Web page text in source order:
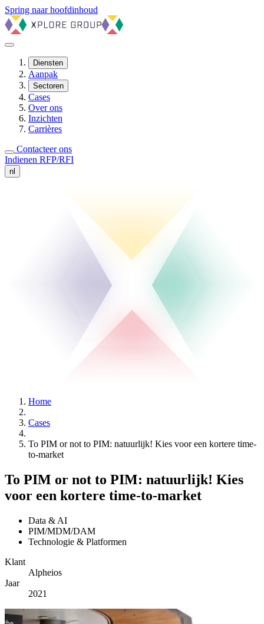
Spring naar hoofdinhoud
Diensten
Aanpak
Sectoren
Cases
Over ons
Inzichten
Carrières
Contacteer ons
Indienen RFP/RFI
nl
Home
Cases
To PIM or not to PIM: natuurlijk! Kies voor een kortere time-
to-market
To PIM or not to PIM: natuurlijk! Kies
voor een kortere time-to-market
Data & AI
PIM/MDM/DAM
Technologie & Platformen
Klant
Alpheios
Jaar
2021